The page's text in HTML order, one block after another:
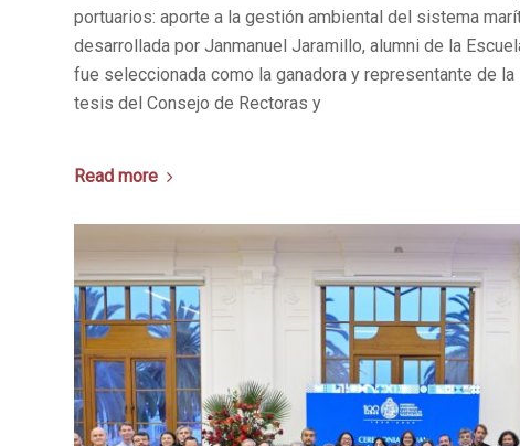
portuarios: aporte a la gestión ambiental del sistema
desarrollada por Janmanuel Jaramillo, alumni de la
fue seleccionada como la ganadora y representante de la
tesis del Consejo de Rectoras y
Read more